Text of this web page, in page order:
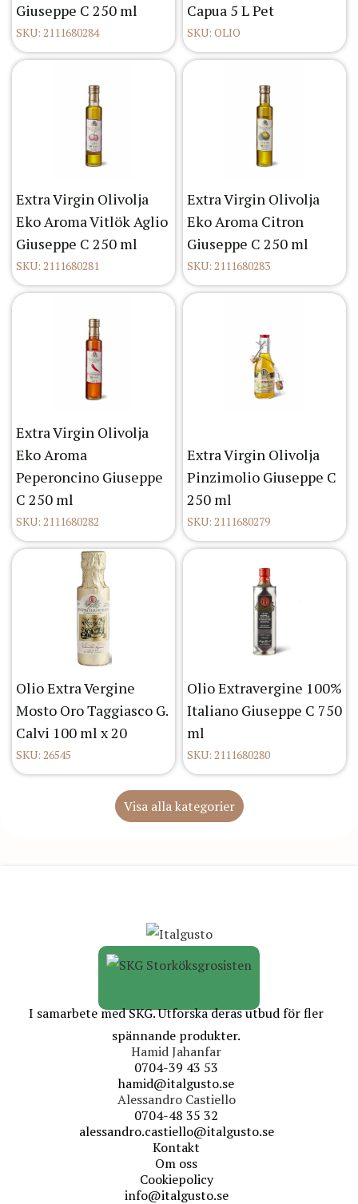
Giuseppe C 250 ml
SKU: 2111680284
Capua 5 L Pet
SKU: OLIO
Extra Virgin Olivolja
Eko Aroma Vitlök Aglio
Giuseppe C 250 ml
SKU: 2111680281
Extra Virgin Olivolja
Eko Aroma Citron
Giuseppe C 250 ml
SKU: 2111680283
Extra Virgin Olivolja
Eko Aroma
Peperoncino Giuseppe
C 250 ml
SKU: 2111680282
Extra Virgin Olivolja
Pinzimolio Giuseppe C
250 ml
SKU: 2111680279
Olio Extra Vergine
Mosto Oro Taggiasco G.
Calvi 100 ml x 20
SKU: 26545
Olio Extravergine 100%
Italiano Giuseppe C 750
ml
SKU: 2111680280
Visa alla kategorier
I samarbete med SKG. Utforska deras utbud för fler
spännande produkter.
Hamid Jahanfar
0704-39 43 53
hamid@italgusto.se
Alessandro Castiello
0704-48 35 32
alessandro.castiello@italgusto.se
Kontakt
Om oss
Cookiepolicy
info@italgusto.se